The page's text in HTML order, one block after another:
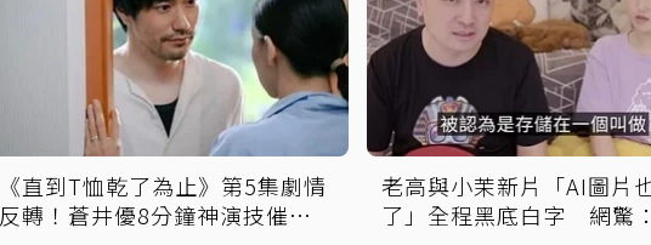
《直到T恤乾了為止》第5集劇情
反轉！蒼井優8分鐘神演技催淚
老高與小茉新片「AI圖片
了」全程黑底白字 網驚